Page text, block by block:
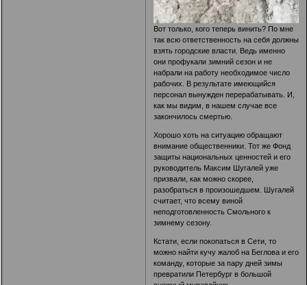
Вот только, кого теперь винить? По мне
так всю ответственность на себя должны
взять городские власти. Ведь именно
они профукали зимний сезон и не
набрали на работу необходимое число
рабочих. В результате имеющийся
персонал вынужден перерабатывать. И,
как мы видим, в нашем случае все
закончилось смертью.
Хорошо хоть на ситуацию обращают
внимание общественники. Тот же Фонд
защиты национальных ценностей и его
руководитель Максим Шугалей уже
призвали, как можно скорее,
разобраться в произошедшем. Шугалей
считает, что всему виной
неподготовленность Смольного к
зимнему сезону.
Кстати, если покопаться в Сети, то
можно найти кучу жалоб на Беглова и его
команду, которые за пару дней зимы
превратили Петербург в большой